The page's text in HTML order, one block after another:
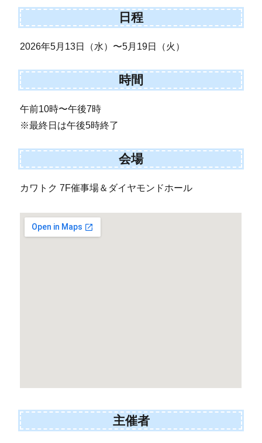
日程
2026年5月13日（水）〜5月19日（火）
時間
午前10時〜午後7時
※最終日は午後5時終了
会場
カワトク 7F催事場＆ダイヤモンドホール
主催者